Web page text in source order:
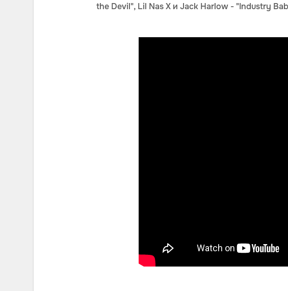
the Devil", Lil Nas X и Jack Harlow - "Industry